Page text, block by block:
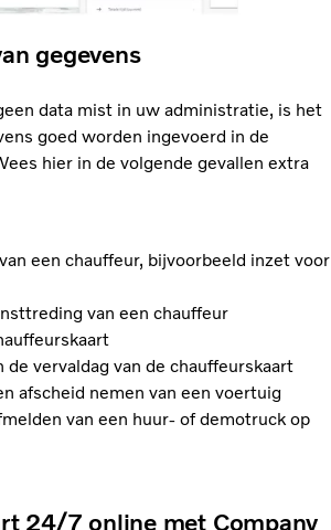
gegevens
data mist in uw administratie, is het
goed worden ingevoerd in de
hier in de volgende gevallen extra
een chauffeur, bijvoorbeeld inzet voor
van een chauffeur
de vervaldag van de chauffeurskaart
afscheid nemen van een voertuig
van een huur- of demotruck op
24/7 online met Company